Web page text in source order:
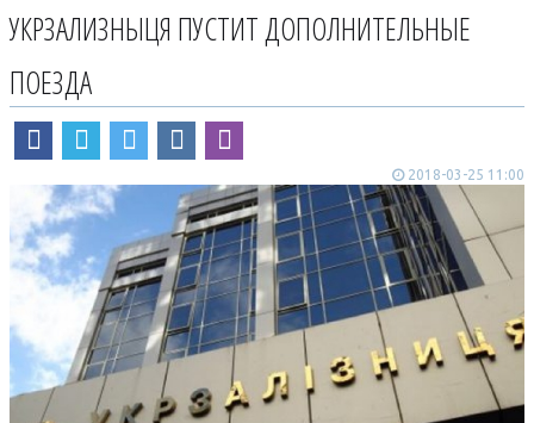
УКРЗАЛИЗНЫЦЯ ПУСТИТ ДОПОЛНИТЕЛЬНЫЕ
ПОЕЗДА
2018-03-25 11:00